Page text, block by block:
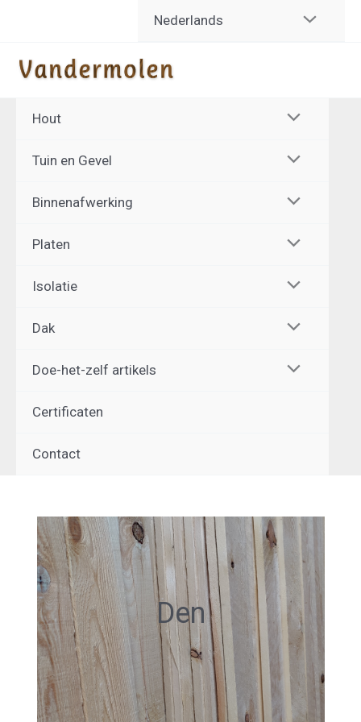
inhoud
Nederlands
Hout
Tuin en Gevel
Binnenafwerking
Platen
Isolatie
Dak
Doe-het-zelf artikels
Certificaten
Contact
Den